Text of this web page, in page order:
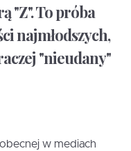
"Z". To próba
najmłodszych,
"nieudany"
w mediach